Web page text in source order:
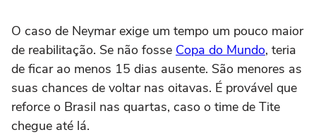
O caso de Neymar exige um tempo um pouco maior
de reabilitação. Se não fosse Copa do Mundo, teria
de ficar ao menos 15 dias ausente. São menores as
suas chances de voltar nas oitavas. É provável que
reforce o Brasil nas quartas, caso o time de Tite
chegue até lá.